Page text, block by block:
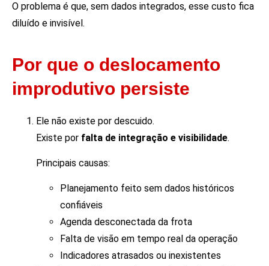
O problema é que, sem dados integrados, esse custo fica
diluído e invisível.
Por que o deslocamento
improdutivo persiste
Ele não existe por descuido.
Existe por falta de integração e visibilidade.
Principais causas:
Planejamento feito sem dados históricos
confiáveis
Agenda desconectada da frota
Falta de visão em tempo real da operação
Indicadores atrasados ou inexistentes